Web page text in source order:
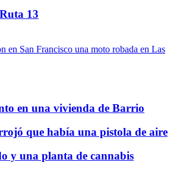
13
en una vivienda de Barrio
que había una pistola de aire
y una planta de cannabis